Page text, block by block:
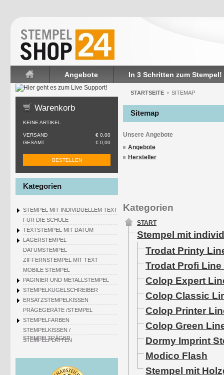
Startseite
Angebote In 3 Schritten zum Stempel!
Warenkorb
KEINE ARTIKEL
VERSAND
€ 0,00
GESAMT
€ 0,00
BESTELLEN
Kategorien
STEMPEL MIT INDIVIDUELLEM TEXT
FÜR DIE SCHULE
TEXTSTEMPEL MIT DATUM
LAGERSTEMPEL
DATUMSTEMPEL
ZIFFERNSTEMPEL MIT TEXT
MOBILE STEMPEL
PAGINIER UND METALLSTEMPEL
STEMPELKUGELSCHREIBER
ERSATZSTEMPELKISSEN
PRÄGEGERÄTE /STEMPEL
STEMPELFARBEN
STEMPELKISSEN /
STEMPELTRÄGER
STEMPELPLATTEN
STARTSEITE > SITEMAP
Sitemap
Unsere Angebote
Angebote
Hersteller
Kategorien
START
Stempel mit
Trodat Printy
Trodat Profi Line
Colop Expert
Colop Classic
Colop Printer
Colop Green
Dormy Imprint
Modico Flash
Stempel mit